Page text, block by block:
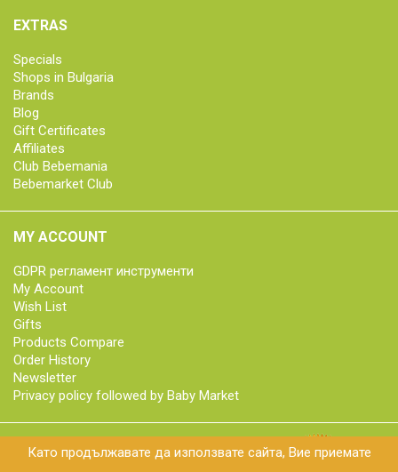
Като продължавате да използвате сайта, Вие приемате
EXTRAS
Specials
Shops in Bulgaria
Brands
Blog
Gift Certificates
Affiliates
Club Bebemania
Bebemarket Club
MY ACCOUNT
GDPR регламент инструменти
My Account
Wish List
Gifts
Products Compare
Order History
Newsletter
Privacy policy followed by Baby Market